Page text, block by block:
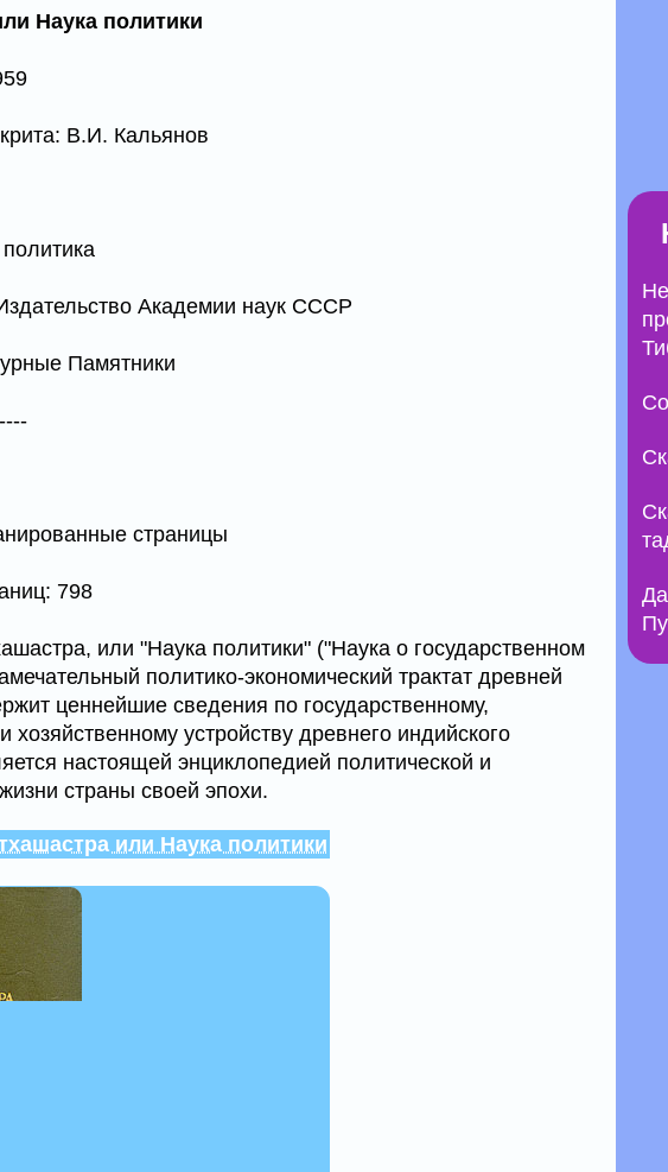
Наука политики
В.И. Кальянов
Академии наук СССР
Памятники
страницы
798
или "Наука политики" ("Наука о государственном
политико-экономический трактат древней
ценнейшие сведения по государственному,
хозяйственному устройству древнего индийского
настоящей энциклопедией политической и
страны своей эпохи.
или Наука политики